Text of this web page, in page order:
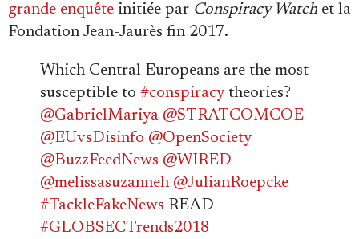
grande enquête initiée par Conspiracy Watch et la
Fondation Jean-Jaurès fin 2017.
Which Central Europeans are the most
susceptible to #conspiracytheories?
@GabrielMariya @STRATCOMCOE
@EUvsDisinfo @OpenSociety
@BuzzFeedNews @WIRED
@melissasuzanneh @JulianRoepcke
#TackleFakeNews READ
#GLOBSECTrends2018